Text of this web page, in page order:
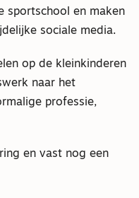
sportschool en maken
sociale media.
op de kleinkinderen
naar het
professie,
en vast nog een